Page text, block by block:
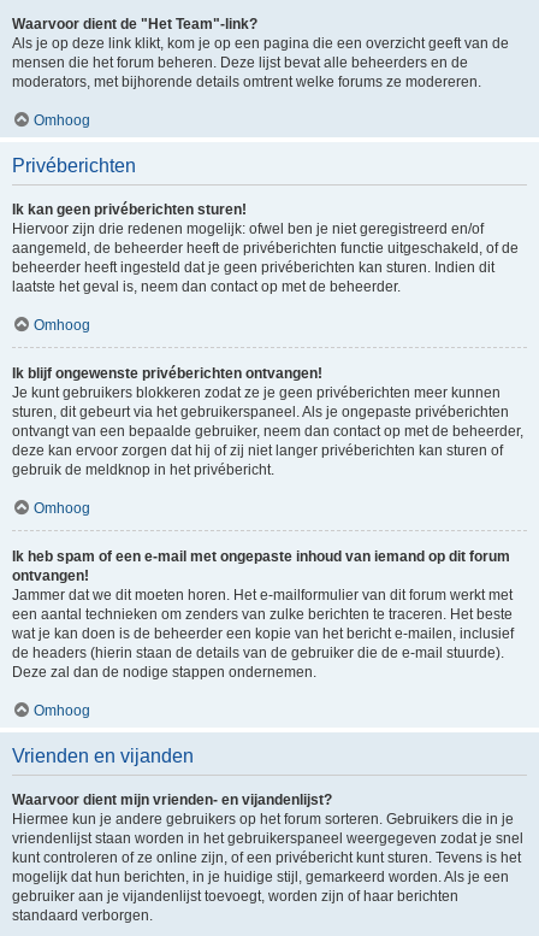
Waarvoor dient de "Het Team"-link?
Als je op deze link klikt, kom je op een pagina die een overzicht geeft van de
mensen die het forum beheren. Deze lijst bevat alle beheerders en de
moderators, met bijhorende details omtrent welke forums ze modereren.
Omhoog
Privéberichten
Ik kan geen privéberichten sturen!
Hiervoor zijn drie redenen mogelijk: ofwel ben je niet geregistreerd en/of
aangemeld, de beheerder heeft de privéberichten functie uitgeschakeld, of de
beheerder heeft ingesteld dat je geen privéberichten kan sturen. Indien dit
laatste het geval is, neem dan contact op met de beheerder.
Omhoog
Ik blijf ongewenste privéberichten ontvangen!
Je kunt gebruikers blokkeren zodat ze je geen privéberichten meer kunnen
sturen, dit gebeurt via het gebruikerspaneel. Als je ongepaste privéberichten
ontvangt van een bepaalde gebruiker, neem dan contact op met de beheerder,
deze kan ervoor zorgen dat hij of zij niet langer privéberichten kan sturen of
gebruik de meldknop in het privébericht.
Omhoog
Ik heb spam of een e-mail met ongepaste inhoud van iemand op dit forum
ontvangen!
Jammer dat we dit moeten horen. Het e-mailformulier van dit forum werkt met
een aantal technieken om zenders van zulke berichten te traceren. Het beste
wat je kan doen is de beheerder een kopie van het bericht e-mailen, inclusief
de headers (hierin staan de details van de gebruiker die de e-mail stuurde).
Deze zal dan de nodige stappen ondernemen.
Omhoog
Vrienden en vijanden
Waarvoor dient mijn vrienden- en vijandenlijst?
Hiermee kun je andere gebruikers op het forum sorteren. Gebruikers die in je
vriendenlijst staan worden in het gebruikerspaneel weergegeven zodat je snel
kunt controleren of ze online zijn, of een privébericht kunt sturen. Tevens is het
mogelijk dat hun berichten, in je huidige stijl, gemarkeerd worden. Als je een
gebruiker aan je vijandenlijst toevoegt, worden zijn of haar berichten
standaard verborgen.